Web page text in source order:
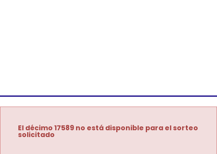
El décimo 17589 no está disponible para el sorteo
solicitado